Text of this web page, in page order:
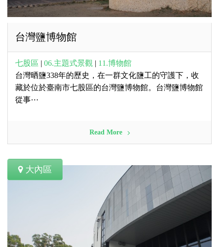
台灣鹽博物館
七股區 | 06.主題式景觀 | 11.博物館
台灣晒鹽338年的歷史，在一群文化鹽工的守護下，收
藏於位於臺南市七股區的台灣鹽博物館。台灣鹽博物館
從事⋯
Read More
大內區